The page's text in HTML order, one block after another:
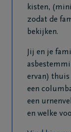
kisten,
zodat de
bekijken.
Jij en je
ervan) thuis
een
een
en welke